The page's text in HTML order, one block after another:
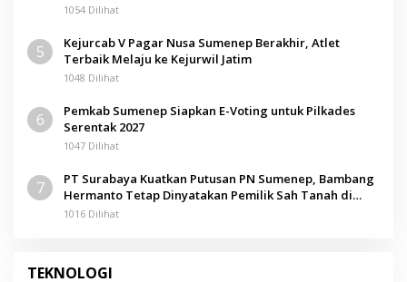
1054 Dilihat
5
Kejurcab V Pagar Nusa Sumenep Berakhir, Atlet
Terbaik Melaju ke Kejurwil Jatim
1048 Dilihat
6
Pemkab Sumenep Siapkan E-Voting untuk Pilkades
Serentak 2027
1047 Dilihat
7
PT Surabaya Kuatkan Putusan PN Sumenep, Bambang
Hermanto Tetap Dinyatakan Pemilik Sah Tanah di
Pamolokan
1016 Dilihat
TEKNOLOGI